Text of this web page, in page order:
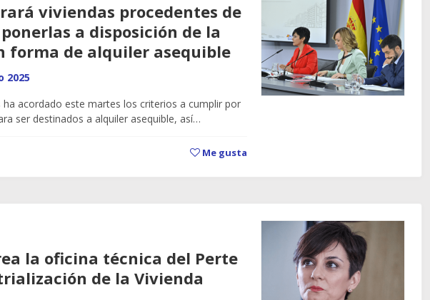
viviendas procedentes de
a disposición de la
forma de alquiler asequible
2025
ha acordado este martes los criterios a cumplir por
ser destinados a alquiler asequible, así…
Me gusta
la oficina técnica del Perte
de la Vivienda